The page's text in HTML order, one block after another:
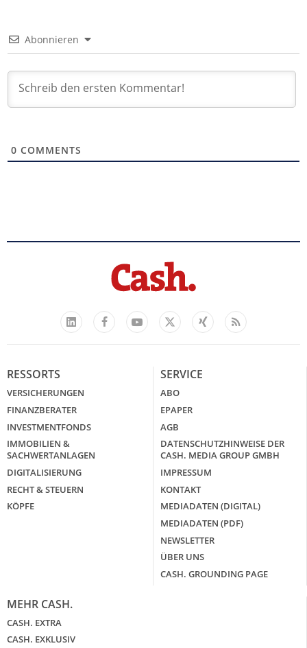
Abonnieren
0 COMMENTS
LinkedIn
FacebookYouTube
X
Xing Feed
RESSORTS
VERSICHERUNGEN
FINANZBERATER
INVESTMENTFONDS
IMMOBILIEN &
SACHWERTANLAGEN
DIGITALISIERUNG
RECHT & STEUERN
KÖPFE
SERVICE
ABO
EPAPER
AGB
DATENSCHUTZHINWEISE DER
CASH. MEDIA GROUP GMBH
IMPRESSUM
KONTAKT
MEDIADATEN (DIGITAL)
MEDIADATEN (PDF)
NEWSLETTER
ÜBER UNS
CASH. GROUNDING PAGE
MEHR CASH.
CASH. EXTRA
CASH. EXKLUSIV